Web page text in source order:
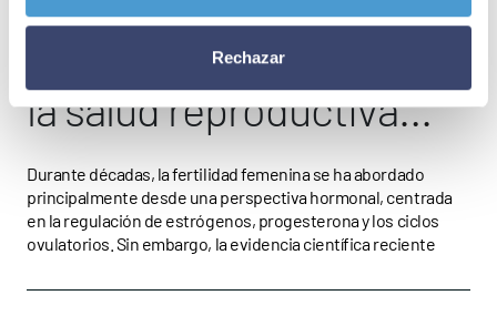
Rechazar
El papel del intestino en
la salud reproductiva
femenina
Durante décadas, la fertilidad femenina se ha abordado
principalmente desde una perspectiva hormonal, centrada
en la regulación de estrógenos, progesterona y los ciclos
ovulatorios. Sin embargo, la evidencia científica reciente